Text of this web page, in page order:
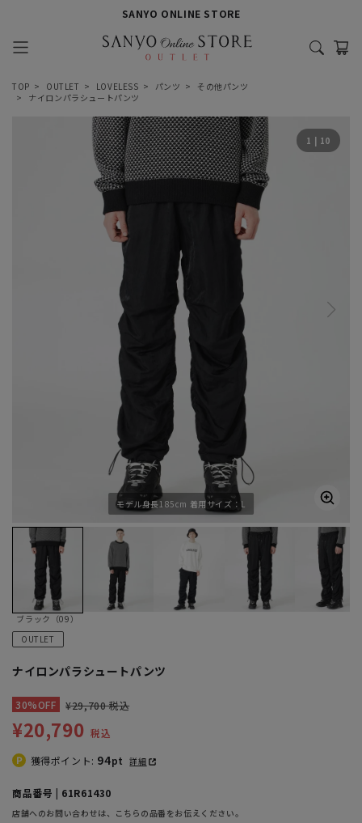
SANYO ONLINE STORE
TOP OUTLET LOVELESS パンツ
その他パンツ
ナイロンパラシュートパンツ
モデル身長185cm 着用サイズ：L
1 | 10
ブラック（09）
OUTLET
ナイロンパラシュートパンツ
30%OFF ¥29,700 税込
¥20,790 税込
獲得ポイント: 94pt 詳細
商品番号 | 61R61430
店舗へのお問い合わせは、こちらの品番をお伝えください。